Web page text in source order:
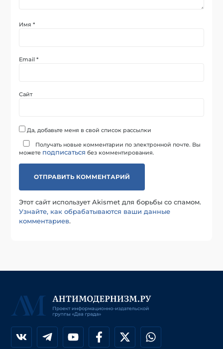
Имя*
Email*
Сайт
Да, добавьте меня в свой список рассылки
Получать новые комментарии по электронной почте. Вы
можете подписаться без комментирования.
Этот сайт использует Akismet для борьбы со спамом.
Узнайте, как обрабатываются ваши данные
комментариев.